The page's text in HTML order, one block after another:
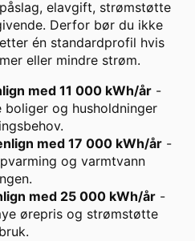
elavgift, strømstøtte
Derfor bør du ikke
én standardprofil hvis
eller mindre strøm.
med 11 000 kWh/år -
boliger og husholdninger
med 17 000 kWh/år -
og varmtvann
med 25 000 kWh/år -
ørepris og strømstøtte